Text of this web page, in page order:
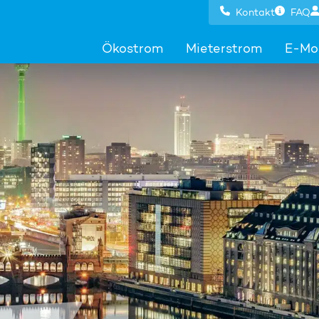
Ökostrom Mieterstrom E-
Kontakt FAQ